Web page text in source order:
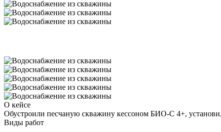
О кейсе
Обустроили песчаную скважину кессоном БИО-С 4+,
Виды работ